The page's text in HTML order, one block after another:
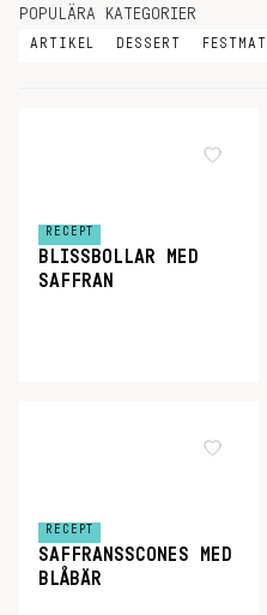
POPULÄRA KATEGORIER
ARTIKEL DESSERT FESTMAT
RECEPT
BLISSBOLLAR MED
SAFFRAN
RECEPT
SAFFRANSSCONES MED
BLÅBÄR